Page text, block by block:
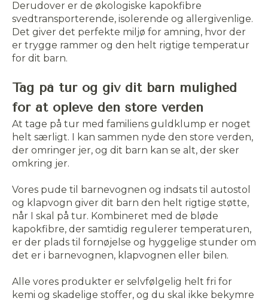
Derudover er de økologiske kapokfibre
svedtransporterende, isolerende og allergivenlige.
Det giver det perfekte miljø for amning, hvor der
er trygge rammer og den helt rigtige temperatur
for dit barn.
Tag på tur og giv dit barn mulighed
for at opleve den store verden
At tage på tur med familiens guldklump er noget
helt særligt. I kan sammen nyde den store verden,
der omringer jer, og dit barn kan se alt, der sker
omkring jer.
Vores pude til barnevognen og indsats til autostol
og klapvogn giver dit barn den helt rigtige støtte,
når I skal på tur. Kombineret med de bløde
kapokfibre, der samtidig regulerer temperaturen,
er der plads til fornøjelse og hyggelige stunder om
det er i barnevognen, klapvognen eller bilen.
Alle vores produkter er selvfølgelig helt fri for
kemi og skadelige stoffer, og du skal ikke bekymre